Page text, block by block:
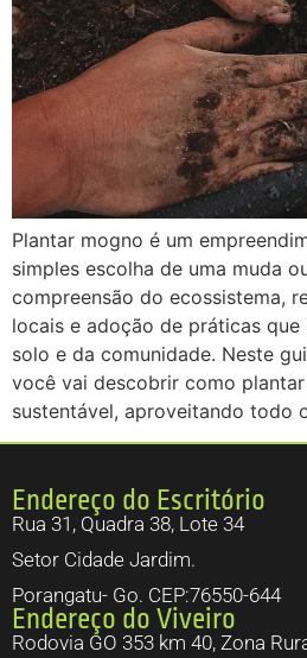
Plantar mogno é um
simples escolha de uma muda
compreensão do ecossistema,
locais e adoção de práticas
solo e da comunidade. Neste
você vai descobrir como
sustentável, aproveitando todo
Endereço do Escritório
Rua 31, Quadra 38, Lote 34
Setor Cidade Jardim.
Porangatu- Go. CEP:76550-644
Endereço do Viveiro
Rodovia GO 353 km 40, Zona